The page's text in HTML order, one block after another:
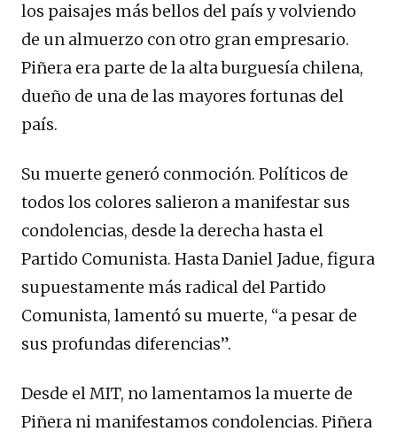
los paisajes más bellos del país y volviendo
de un almuerzo con otro gran empresario.
Piñera era parte de la alta burguesía chilena,
dueño de una de las mayores fortunas del
país.
Su muerte generó conmoción. Políticos de
todos los colores salieron a manifestar sus
condolencias, desde la derecha hasta el
Partido Comunista. Hasta Daniel Jadue, figura
supuestamente más radical del Partido
Comunista, lamentó su muerte, “a pesar de
sus profundas diferencias”.
Desde el MIT, no lamentamos la muerte de
Piñera ni manifestamos condolencias. Piñera